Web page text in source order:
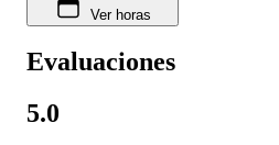
Ver horas
Evaluaciones
5.0